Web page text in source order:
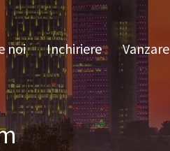
noi Inchiriere
noi
Inchiriere Vanzare